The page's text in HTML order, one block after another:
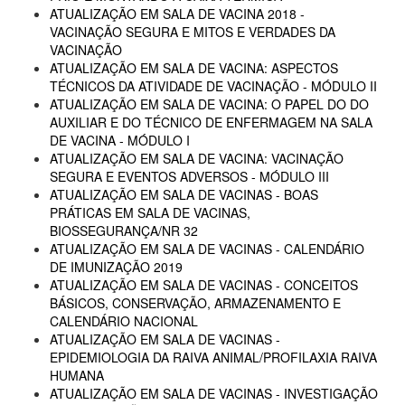
ATUALIZAÇÃO EM SALA DE VACINA 2018 -
VACINAÇÃO SEGURA E MITOS E VERDADES DA
VACINAÇÃO
ATUALIZAÇÃO EM SALA DE VACINA: ASPECTOS
TÉCNICOS DA ATIVIDADE DE VACINAÇÃO - MÓDULO II
ATUALIZAÇÃO EM SALA DE VACINA: O PAPEL DO DO
AUXILIAR E DO TÉCNICO DE ENFERMAGEM NA SALA
DE VACINA - MÓDULO I
ATUALIZAÇÃO EM SALA DE VACINA: VACINAÇÃO
SEGURA E EVENTOS ADVERSOS - MÓDULO III
ATUALIZAÇÃO EM SALA DE VACINAS - BOAS
PRÁTICAS EM SALA DE VACINAS,
BIOSSEGURANÇA/NR 32
ATUALIZAÇÃO EM SALA DE VACINAS - CALENDÁRIO
DE IMUNIZAÇÃO 2019
ATUALIZAÇÃO EM SALA DE VACINAS - CONCEITOS
BÁSICOS, CONSERVAÇÃO, ARMAZENAMENTO E
CALENDÁRIO NACIONAL
ATUALIZAÇÃO EM SALA DE VACINAS -
EPIDEMIOLOGIA DA RAIVA ANIMAL/PROFILAXIA RAIVA
HUMANA
ATUALIZAÇÃO EM SALA DE VACINAS - INVESTIGAÇÃO